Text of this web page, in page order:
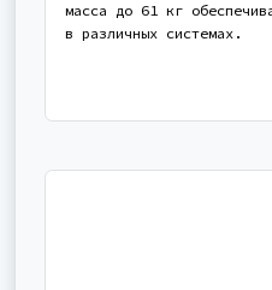
масса до 61 кг
в различных системах.